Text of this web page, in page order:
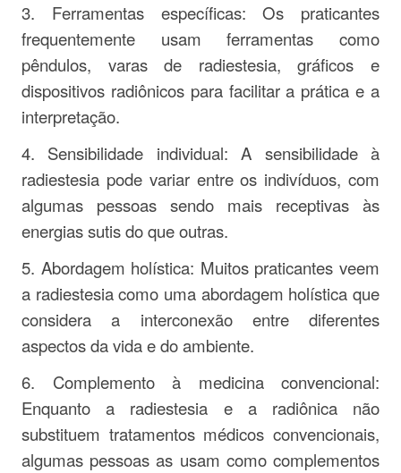
3. Ferramentas específicas: Os praticantes
frequentemente usam ferramentas como
pêndulos, varas de radiestesia, gráficos e
dispositivos radiônicos para facilitar a prática e a
interpretação.
4. Sensibilidade individual: A sensibilidade à
radiestesia pode variar entre os indivíduos, com
algumas pessoas sendo mais receptivas às
energias sutis do que outras.
5. Abordagem holística: Muitos praticantes veem
a radiestesia como uma abordagem holística que
considera a interconexão entre diferentes
aspectos da vida e do ambiente.
6. Complemento à medicina convencional:
Enquanto a radiestesia e a radiônica não
substituem tratamentos médicos convencionais,
algumas pessoas as usam como complementos